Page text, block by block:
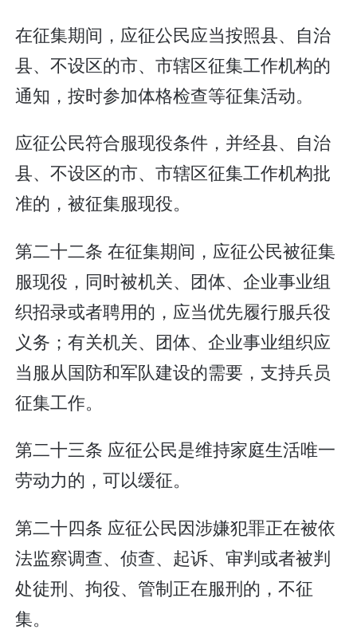
在征集期间，应征公民应当按照县、自治
县、不设区的市、市辖区征集工作机构的
通知，按时参加体格检查等征集活动。
应征公民符合服现役条件，并经县、自治
县、不设区的市、市辖区征集工作机构批
准的，被征集服现役。
第二十二条 在征集期间，应征公民被征集
服现役，同时被机关、团体、企业事业组
织招录或者聘用的，应当优先履行服兵役
义务；有关机关、团体、企业事业组织应
当服从国防和军队建设的需要，支持兵员
征集工作。
第二十三条 应征公民是维持家庭生活唯一
劳动力的，可以缓征。
第二十四条 应征公民因涉嫌犯罪正在被依
法监察调查、侦查、起诉、审判或者被判
处徒刑、拘役、管制正在服刑的，不征
集。